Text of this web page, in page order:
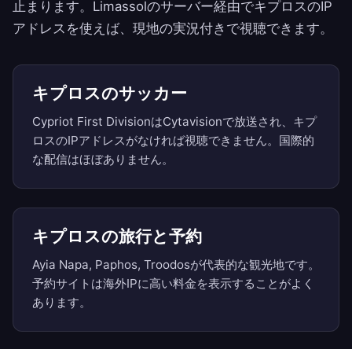
止まります。Limassolのサーバー経由でキプロスのIP
アドレスを使えば、現地の実況付きで視聴できます。
キプロスのサッカー
Cypriot First DivisionはCytavisionで放送され、キプ
ロスのIPアドレスがなければ視聴できません。国際的
な配信はほぼありません。
キプロスの旅行と予約
Ayia Napa, Paphos, Troodosが代表的な観光地です。
予約サイトは海外IPに高い料金を表示することがよく
あります。